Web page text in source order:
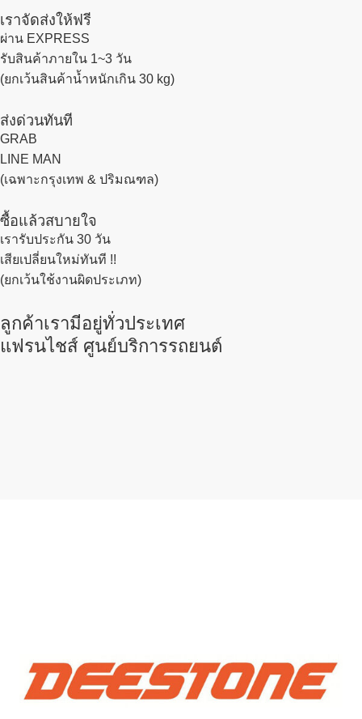
เราจัดส่งให้ฟรี
ผ่าน EXPRESS
รับสินค้าภายใน 1~3 วัน
(ยกเว้นสินค้าน้ำหนักเกิน 30 kg)
ส่งด่วนทันที
GRAB
LINE MAN
(เฉพาะกรุงเทพ & ปริมณฑล)
ซื้อแล้วสบายใจ
เรารับประกัน 30 วัน
เสียเปลี่ยนใหม่ทันที !!
(ยกเว้นใช้งานผิดประเภท)
ลูกค้าเรามีอยู่ทั่วประเทศ
แฟรนไชส์ ศูนย์บริการรถยนต์